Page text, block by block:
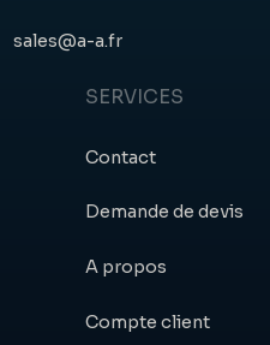
sales@a-a.fr
SERVICES
Contact
Demande de devis
A propos
Compte client